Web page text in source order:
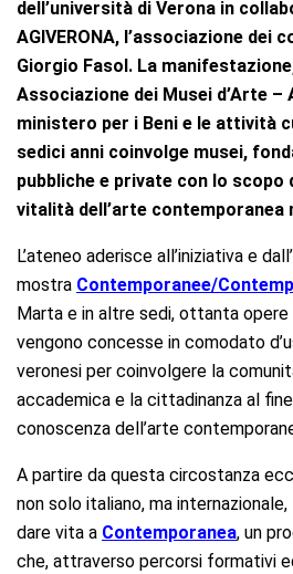
dell’università di Verona in
AGIVERONA, l’associazione dei
Giorgio Fasol. La
Associazione dei Musei d’Arte –
ministero per i Beni e le attività
sedici anni coinvolge musei,
pubbliche e private con lo scopo
vitalità dell’arte contemporanea
L’ateneo aderisce all’iniziativa e
mostra Contemporanee/
Marta e in altre sedi, ottanta
vengono concesse in comodato
veronesi per coinvolgere la
accademica e la cittadinanza al
conoscenza dell’arte
A partire da questa circostanza
non solo italiano, ma
dare vita a Contemporanea, un
che, attraverso percorsi formativi